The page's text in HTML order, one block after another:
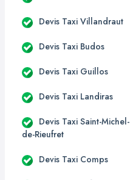
Devis Taxi Villandraut
Devis Taxi Budos
Devis Taxi Guillos
Devis Taxi Landiras
Devis Taxi Saint-Michel-
de-Rieufret
Devis Taxi Comps